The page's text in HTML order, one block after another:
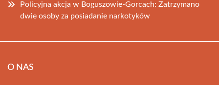
Policyjna akcja w Boguszowie-Gorcach: Zatrzymano
dwie osoby za posiadanie narkotyków
O NAS